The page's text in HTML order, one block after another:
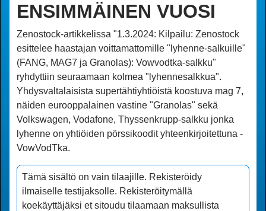
ENSIMMÄINEN VUOSI
Zenostock-artikkelissa "1.3.2024: Kilpailu: Zenostock
esittelee haastajan voittamattomille "lyhenne-salkuille"
(FANG, MAG7 ja Granolas): Vowvodtka-salkku"
ryhdyttiin seuraamaan kolmea "lyhennesalkkua".
Yhdysvaltalaisista supertähtiyhtiöistä koostuva mag 7,
näiden eurooppalainen vastine "Granolas" sekä
Volkswagen, Vodafone, Thyssenkrupp-salkku jonka
lyhenne on yhtiöiden pörssikoodit yhteenkirjoitettuna -
VowVodTka.
Tämä sisältö on vain tilaajille. Rekisteröidy
ilmaiselle testijaksolle. Rekisteröitymällä
koekäyttäjäksi et sitoudu tilaamaan maksullista